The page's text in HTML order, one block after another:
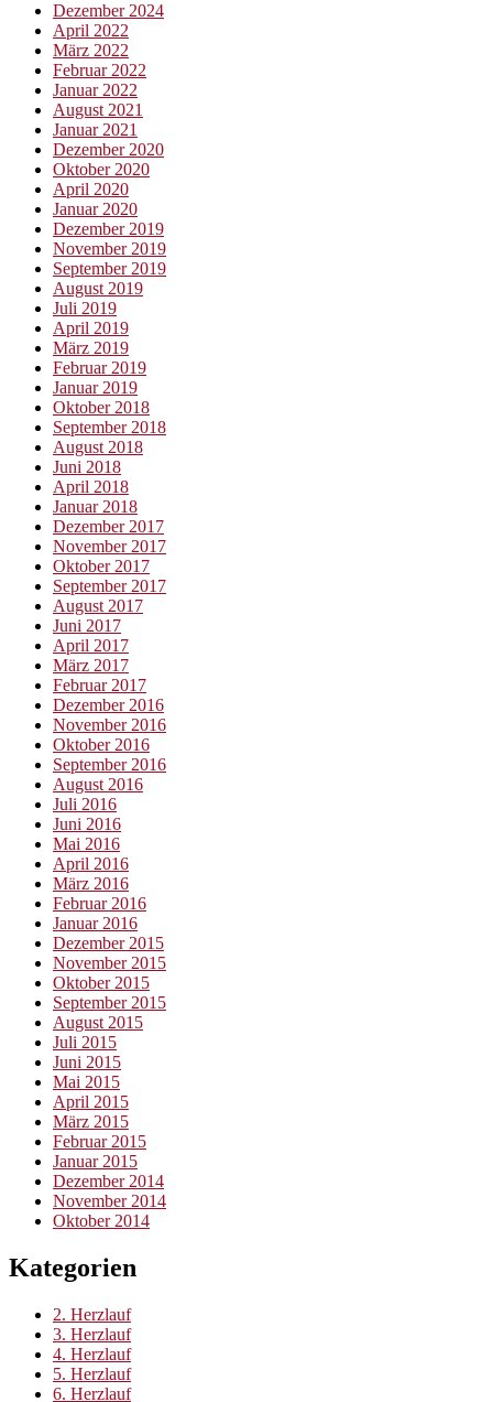
Dezember 2024
April 2022
März 2022
Februar 2022
Januar 2022
August 2021
Januar 2021
Dezember 2020
Oktober 2020
April 2020
Januar 2020
Dezember 2019
November 2019
September 2019
August 2019
Juli 2019
April 2019
März 2019
Februar 2019
Januar 2019
Oktober 2018
September 2018
August 2018
Juni 2018
April 2018
Januar 2018
Dezember 2017
November 2017
Oktober 2017
September 2017
August 2017
Juni 2017
April 2017
März 2017
Februar 2017
Dezember 2016
November 2016
Oktober 2016
September 2016
August 2016
Juli 2016
Juni 2016
Mai 2016
April 2016
März 2016
Februar 2016
Januar 2016
Dezember 2015
November 2015
Oktober 2015
September 2015
August 2015
Juli 2015
Juni 2015
Mai 2015
April 2015
März 2015
Februar 2015
Januar 2015
Dezember 2014
November 2014
Oktober 2014
Kategorien
2. Herzlauf
3. Herzlauf
4. Herzlauf
5. Herzlauf
6. Herzlauf